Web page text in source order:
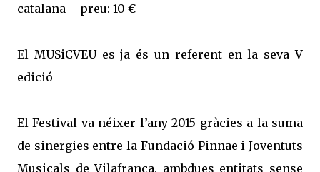
catalana – preu: 10 €
El MUSiCVEU es ja és un referent en la seva V
edició
El Festival va néixer l’any 2015 gràcies a la suma
de sinergies entre la Fundació Pinnae i Joventuts
Musicals de Vilafranca, ambdues entitats sense